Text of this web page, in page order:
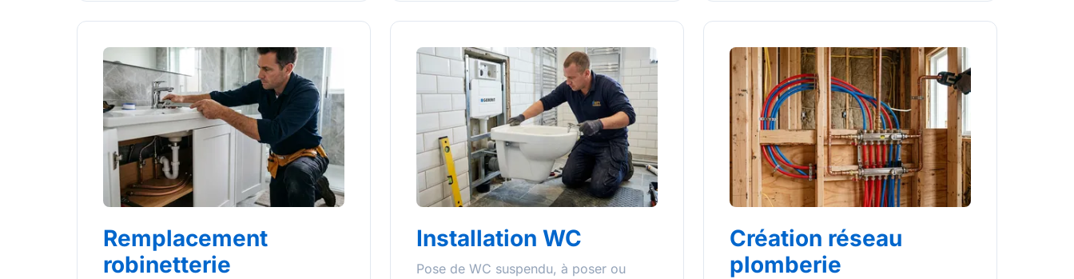
Remplacement
robinetterie
Installation WC
Pose de WC suspendu, à poser ou
Création réseau
plomberie